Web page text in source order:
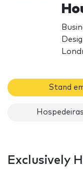
Stand
Exclusively